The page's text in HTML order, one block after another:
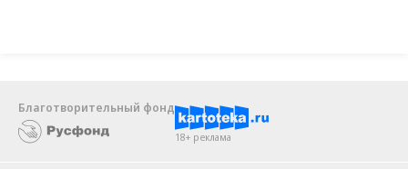
Благотворительный фонд
18+ реклама